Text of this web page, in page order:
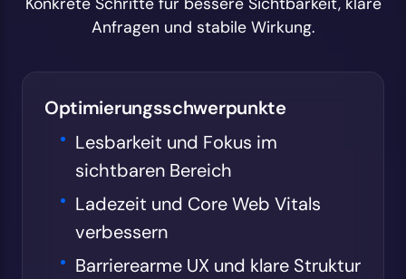
Anfragen und stabile Wirkung.
Optimierungsschwerpunkte
Lesbarkeit und Fokus im
sichtbaren Bereich
Ladezeit und Core Web Vitals
verbessern
Barrierearme UX und klare Struktur